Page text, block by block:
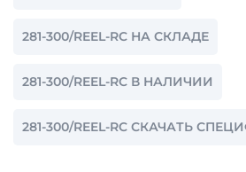
281-300/REEL-RC НА СКЛАДЕ
281-300/REEL-RC В НАЛИЧИИ
281-300/REEL-RC СКАЧАТЬ